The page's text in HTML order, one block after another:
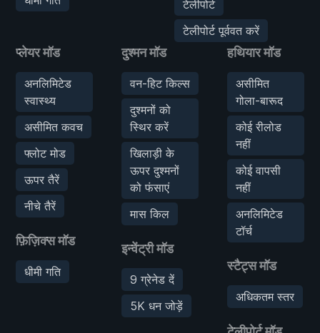
टेलीपोर्ट
टेलीपोर्ट पूर्ववत करें
प्लेयर मॉड
अनलिमिटेड
स्वास्थ्य
असीमित कवच
फ्लोट मोड
ऊपर तैरें
नीचे तैरें
फ़िज़िक्स मॉड
धीमी गति
दुश्मन मॉड
वन-हिट किल्स
दुश्मनों को
स्थिर करें
खिलाड़ी के
ऊपर दुश्मनों
को फंसाएं
मास किल
इन्वेंट्री मॉड
9 ग्रेनेड दें
5K धन जोड़ें
हथियार मॉड
असीमित
गोला-बारूद
कोई रीलोड
नहीं
कोई वापसी
नहीं
अनलिमिटेड
टॉर्च
स्टैट्स मॉड
अधिकतम स्तर